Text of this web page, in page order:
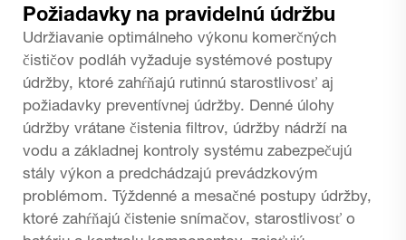
Požiadavky na pravidelnú údržbu
Udržiavanie optimálneho výkonu komerčných
čističov podláh vyžaduje systémové postupy
údržby, ktoré zahŕňajú rutinnú starostlivosť aj
požiadavky preventívnej údržby. Denné úlohy
údržby vrátane čistenia filtrov, údržby nádrží na
vodu a základnej kontroly systému zabezpečujú
stály výkon a predchádzajú prevádzkovým
problémom. Týždenné a mesačné postupy údržby,
ktoré zahŕňajú čistenie snímačov, starostlivosť o